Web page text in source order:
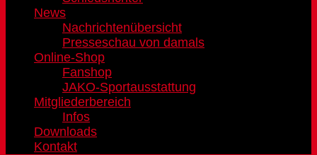
News
Nachrichtenübersicht
Presseschau von damals
Online-Shop
Fanshop
JAKO-Sportausstattung
Mitgliederbereich
Infos
Downloads
Kontakt